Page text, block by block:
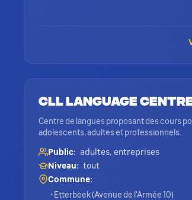
CLL Language
Centre de langues proposant des cours
adolescents, adultes et professionnels.
Public: adultes, entreprises
Niveau: tout
Commune:
• Etterbeek (Avenue de l'Armée 10)